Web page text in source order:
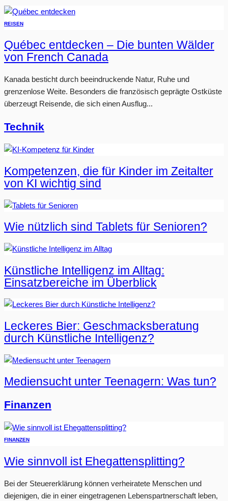
REISEN
Québec entdecken – Die bunten Wälder
von French Canada
Kanada besticht durch beeindruckende Natur, Ruhe und
grenzenlose Weite. Besonders die französisch geprägte Ostküste
überzeugt Reisende, die sich einen Ausflug...
Technik
Kompetenzen, die für Kinder im Zeitalter
von KI wichtig sind
Wie nützlich sind Tablets für Senioren?
Künstliche Intelligenz im Alltag:
Einsatzbereiche im Überblick
Leckeres Bier: Geschmacksberatung
durch Künstliche Intelligenz?
Mediensucht unter Teenagern: Was tun?
Finanzen
FINANZEN
Wie sinnvoll ist Ehegattensplitting?
Bei der Steuererklärung können verheiratete Menschen und
diejenigen, die in einer eingetragenen Lebenspartnerschaft leben,